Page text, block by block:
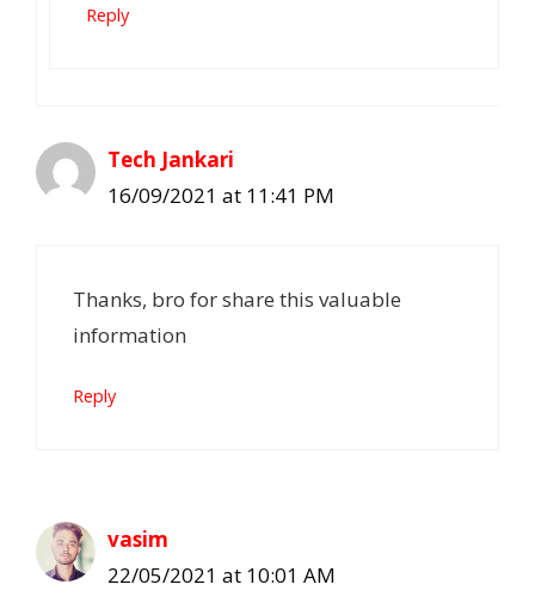
Reply
Tech Jankari
16/09/2021 at 11:41 PM
Thanks, bro for share this valuable
information
Reply
vasim
22/05/2021 at 10:01 AM